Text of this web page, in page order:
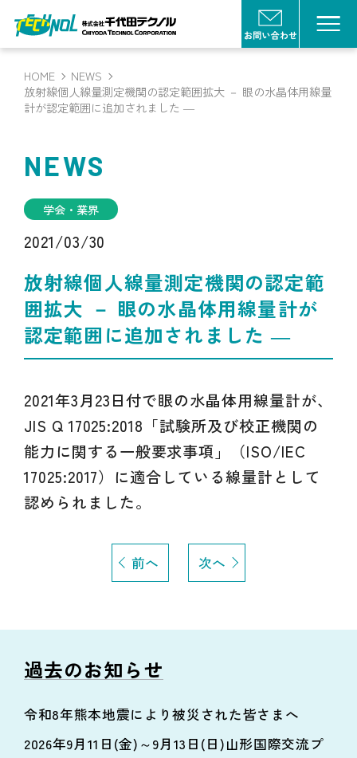
HOME
NEWS
放射線個人線量測定機関の認定範囲拡大 － 眼の水晶体用線量
計が認定範囲に追加されました ―
NEWS
学会・業界
2021/03/30
放射線個人線量測定機関の認定範
囲拡大 － 眼の水晶体用線量計が
認定範囲に追加されました ―
2021年3月23日付で眼の水晶体用線量計が、
JIS Q 17025:2018「試験所及び校正機関の
能力に関する一般要求事項」（ISO/IEC
17025:2017）に適合している線量計として
認められました。
前へ 次へ
過去のお知らせ
令和8年熊本地震により被災された皆さまへ
2026年9月11日(金)～9月13日(日)山形国際交流プ